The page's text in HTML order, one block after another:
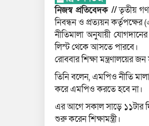
নিজস্ব প্রতিবেদক //তৃতীয়
নিবন্ধন ও প্রত্যয়ন কর্তৃপক্ষের
নীতিমালা অনুযায়ী
লিস্ট থেকে আসতে পারবে।
রোববার শিক্ষা মন্ত্রণালয়ের
তিনি বলেন, এমপিও নীতি
করে এমপিও করতে হবে না।
এর আগে সকাল সাড়ে ১১টার
শুরু করেন শিক্ষামন্ত্রী।